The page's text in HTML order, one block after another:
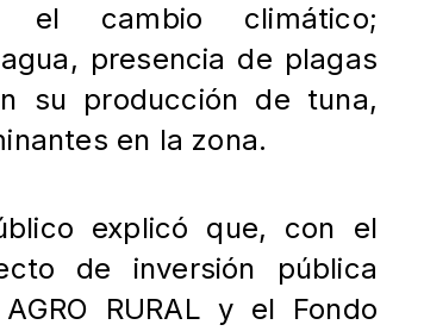
el cambio climático;
presencia de plagas
su producción de tuna,
en la zona.
explicó que, con el
de inversión pública
RURAL y el Fondo